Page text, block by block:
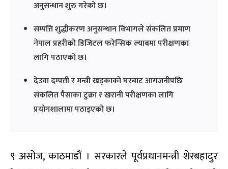
अनुसन्धान शुरु गरेको छ।
सम्पत्ति शुद्धीकरण अनुसन्धान विभागले संकलित प्रमाण
नेपाल प्रहरीको डिजिटल फरेन्सिक ल्याबमा परीक्षणका
लागि पठाएको छ।
देउवा दम्पत्ती र मन्त्री खड्काको घरबाट आगजनीपछि
संकलित पैसाका टुक्रा र खरानी परीक्षणका लागि
प्रयोगशालामा पठाइएको छ।
९ असोज, काठमाडौं । सरकारले पूर्वप्रधानमन्त्री शेरबहादुर